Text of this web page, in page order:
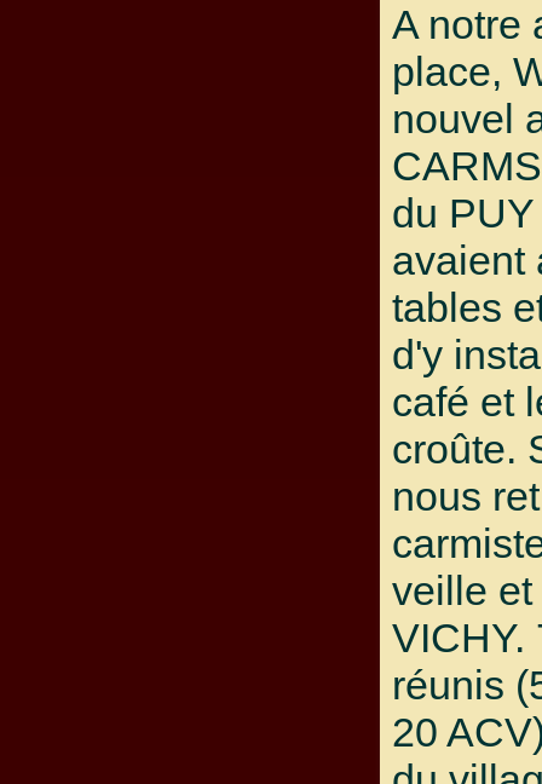
A notre
place,
nouvel
du
avaient
tables
d'y
café et
croûte.
nous
veille
VICHY.
réunis
20